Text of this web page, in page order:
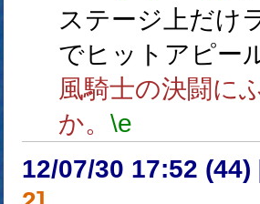
ステージ上だけ
でヒットアピー
風騎士の決闘に
か。 \e
12/07/30 17:52 (44)